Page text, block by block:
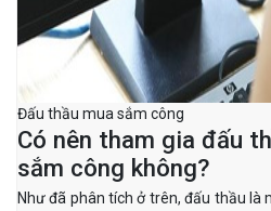
Đấu thầu mua sắm công
Có nên tham gia đấu
sắm công không?
Như đã phân tích ở trên, đấu thầu là